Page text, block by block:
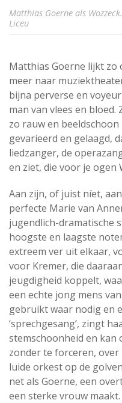
Matthias Goerne als
Liceu
Matthias Goerne lijkt zo
meer naar
bijna perverse en
man van vlees en bloed.
zo rauw en
gevarieerd en gelaagd,
liedzanger, de
en ziet, die voor je ogen
Aan zijn, of juist níet,
perfecte Marie van
jugendlich-dramatische
hoogste en laagste
extreem ver uit elkaar,
voor Kremer, die
jeugdigheid koppelt,
een echte jong mens
gebruikt waar nodig en
‘sprechgesang’, zingt
stemschoonheid en kan
zonder te forceren,
luide orkest op de
net als Goerne, een
een sterke vrouw maakt.